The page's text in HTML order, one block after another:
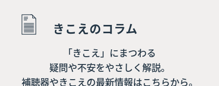
きこえのコラム
「きこえ」にまつわる
疑問や不安をやさしく解説。
補聴器やきこえの最新情報はこちらから。